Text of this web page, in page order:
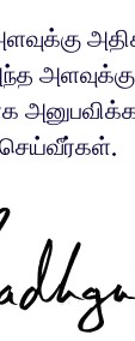
செய்வீர்கள்.